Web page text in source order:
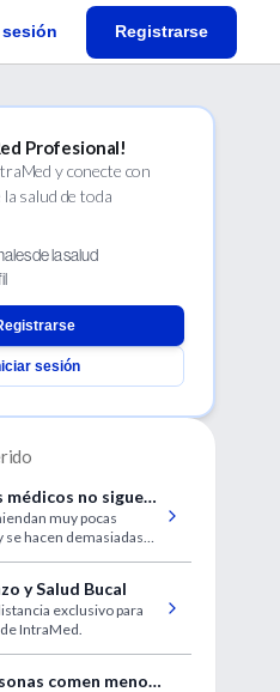
Registrarse
Profesional!
y conecte con
salud de toda
de la salud
sesión
médicos no siguen
sobre VPH y
muy pocas
se hacen demasiadas
y Salud Bucal
exclusivo para
IntraMed.
comen menos